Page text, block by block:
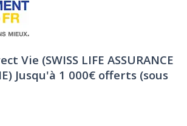
Vie (SWISS LIFE ASSURANCE
Jusqu'à 1 000€ offerts (sous